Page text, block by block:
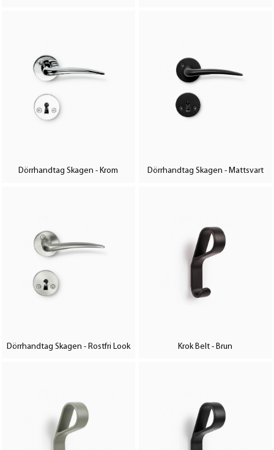
Dörrhandtag Skagen - Krom Dörrhandtag Skagen - Mattsvart
Dörrhandtag Skagen - Rostfri Look Krok Belt - Brun